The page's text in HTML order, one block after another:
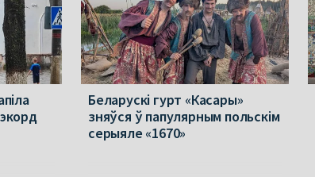
Беларускі гурт «Касары»
зняўся ў папулярным польскім
серыяле «1670»